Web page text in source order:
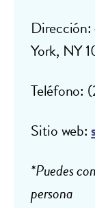
York, NY
Teléfono:
Sitio web:
*Puedes
persona